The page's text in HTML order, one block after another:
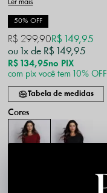
Ler mais
50% OFF
R$ 134,95no PIX
R$ 299,90R$ 149,95
1x
R$ 149,95
com pix você tem 10% OFF
Tabela de medidas